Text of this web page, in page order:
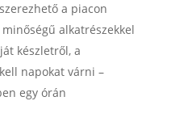
a piacon
alkatrészekkel
készletről, a
napokat várni –
egy órán